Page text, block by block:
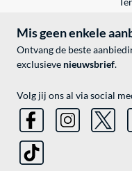
Mis geen enkele
Ontvang de beste
exclusieve nieuwsbrief.
Volg jij ons al via social